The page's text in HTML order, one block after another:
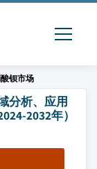
钡市场
分析、应用
2032年）